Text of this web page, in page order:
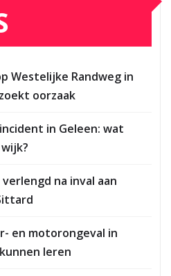
Westelijke Randweg in
oorzaak
in Geleen: wat
na inval aan
en motorongeval in
leren